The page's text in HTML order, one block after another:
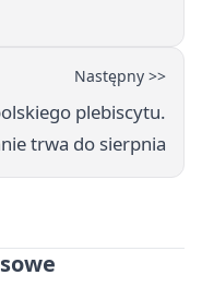
Następny >>
plebiscytu.
trwa do sierpnia